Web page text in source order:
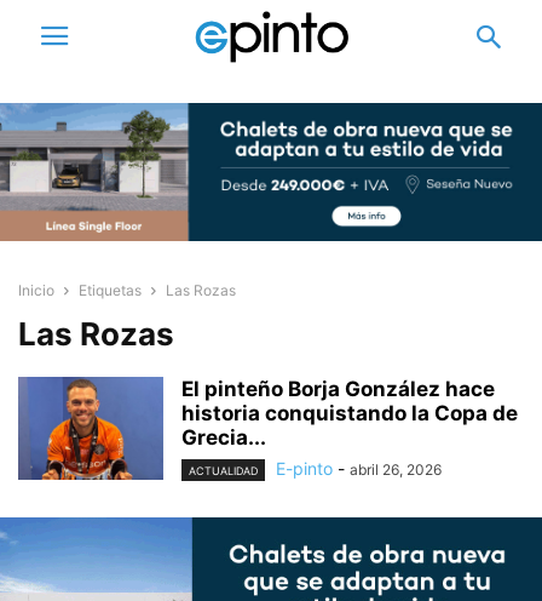
Inicio Etiquetas Las Rozas
Las Rozas
El pinteño Borja González hace
historia conquistando la Copa de
Grecia...
ACTUALIDAD E-pinto - abril 26, 2026